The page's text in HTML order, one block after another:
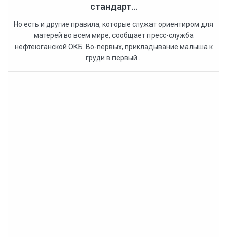
стандарт...
Но есть и другие правила, которые служат ориентиром для
матерей во всем мире, сообщает пресс-служба
нефтеюганской ОКБ. Во-первых, прикладывание малыша к
груди в первый...